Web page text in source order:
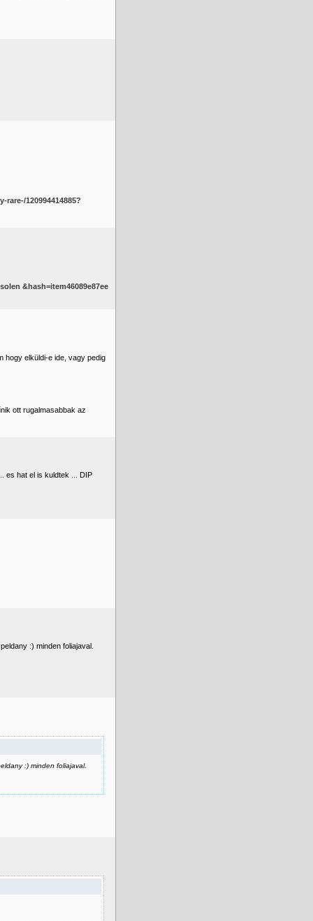
120994414885?
&hash=item46089e87ee
hogy elküldi-e ide, vagy pedig
ott rugalmasabbak az
es hat el is kuldtek ... DIP
:) minden foliajaval.
:) minden foliajaval.